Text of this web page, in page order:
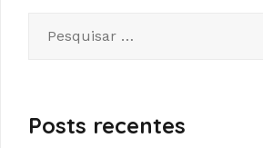
por:
Posts recentes